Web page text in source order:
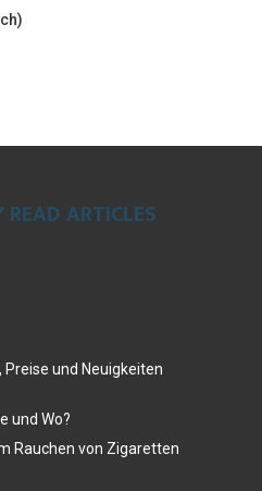
READ ARTICLES
und Neuigkeiten
und Wo?
Rauchen von Zigaretten